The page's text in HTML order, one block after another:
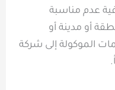
عدم مناسبة
أو مدينة أو
الموكولة إلى شركة